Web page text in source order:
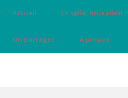
Accueil En selle, Bruxelles!
On partage? A propos